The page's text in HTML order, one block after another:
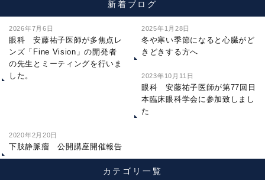
新着ブログ
2026年7月6日
眼科 安藤祐子医師が多焦点レ
ンズ「Fine Vision」の開発者
の先生とミーティングを行いま
した。
2025年1月28日
冬や寒い季節になると心臓がど
きどきする方へ
2023年10月11日
眼科 安藤祐子医師が第77回日
本臨床眼科学会に参加致しまし
た
2020年2月20日
下肢静脈瘤 公開講座開催報告
カテゴリ一覧